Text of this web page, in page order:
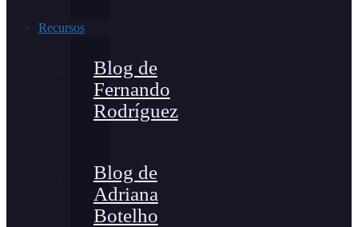
Recursos
Blog de
Fernando
Rodríguez
Blog de
Adriana
Botelho